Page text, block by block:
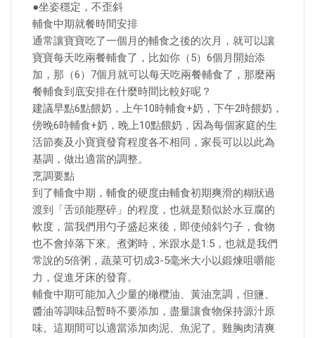
●坐姿穩定，不歪斜
輔食中期就餐時間安排
通常讓寶寶吃了一個月的輔食之後的次月，就可以讓
寶寶每天吃兩餐輔食了，比如你（5）6個月開始添
加，那（6）7個月就可以每天吃兩餐輔食了，那麼兩
餐輔食到底安排在什麼時間比較好呢？
建議早點6點餵奶，上午10時輔食+奶，下午2時餵奶，
傍晚6時輔食+奶，晚上10點餵奶，因為每個家庭的生
活節奏及小寶寶發育程度各不相同，家長可以以此為
基調，做出適當的調整。
烹調要點
到了輔食中期，輔食的硬度由輔食初期爽滑的糊狀過
渡到「舌頭能壓碎」的程度，也就是類似於水豆腐的
軟度，當我們用勺子盛起來後，即使傾斜勺子，食物
也不會掉落下來。煮粥時，米跟水是1:5，也就是我們
常說的5倍粥，蔬菜可切成3-5毫米大小以鍛煉咀嚼能
力，促進牙床的發育。
輔食中期可能加入少量的橄欖油、黃油烹調，但鹽、
醬油等調味品暫時不要添加，盡量讓食物保持源汁原
味。這期間可以適當添加肉泥、魚泥了。雞胸肉清爽